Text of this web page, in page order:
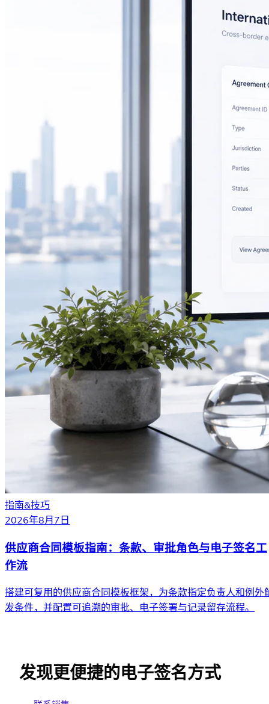
指南&技巧
2026年8月7日
供应商合同模板指南：条款、审批角色与电子签名工
作流
搭建可复用的供应商合同模板框架，为条款指定负责人和例外
发条件，并配置可追溯的审批、电子签署与记录留存流程。
发现更便捷的电子签名方式